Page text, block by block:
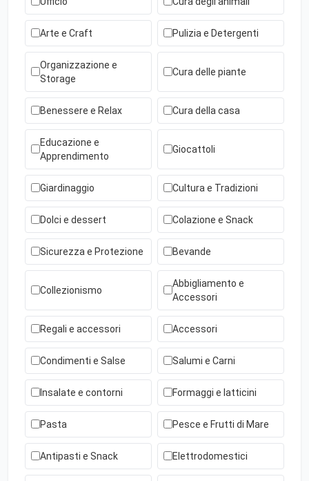
Arte e Craft Pulizia e Detergenti
Organizzazione e
Storage
Cura delle piante
Benessere e Relax Cura della casa
Educazione e
Apprendimento
Giocattoli
Giardinaggio Cultura e Tradizioni
Dolci e dessert Colazione e Snack
Sicurezza e Protezione Bevande
Collezionismo
Abbigliamento e
Accessori
Regali e accessori Accessori
Condimenti e Salse Salumi e Carni
Insalate e contorni Formaggi e latticini
Pasta Pesce e Frutti di Mare
Antipasti e Snack Elettrodomestici